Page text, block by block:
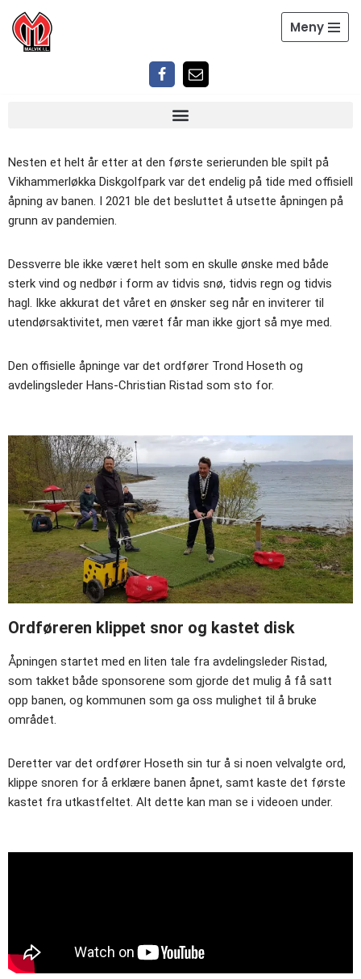
Hopp
Meny
Nesten et helt år etter at den første serierunden ble spilt på
Vikhammerløkka Diskgolfpark var det endelig på tide med offisiell
åpning av banen. I 2021 ble det besluttet å utsette åpningen på
grunn av pandemien.
Dessverre ble ikke været helt som en skulle ønske med både
sterk vind og nedbør i form av tidvis snø, tidvis regn og tidvis
hagl. Ikke akkurat det våret en ønsker seg når en inviterer til
utendørsaktivitet, men været får man ikke gjort så mye med.
Den offisielle åpninge var det ordfører Trond Hoseth og
avdelingsleder Hans-Christian Ristad som sto for.
Ordføreren klippet snor og kastet disk
Åpningen startet med en liten tale fra avdelingsleder Ristad,
som takket både sponsorene som gjorde det mulig å få satt
opp banen, og kommunen som ga oss mulighet til å bruke
området.
Deretter var det ordfører Hoseth sin tur å si noen velvalgte ord,
klippe snoren for å erklære banen åpnet, samt kaste det første
kastet fra utkastfeltet. Alt dette kan man se i videoen under.